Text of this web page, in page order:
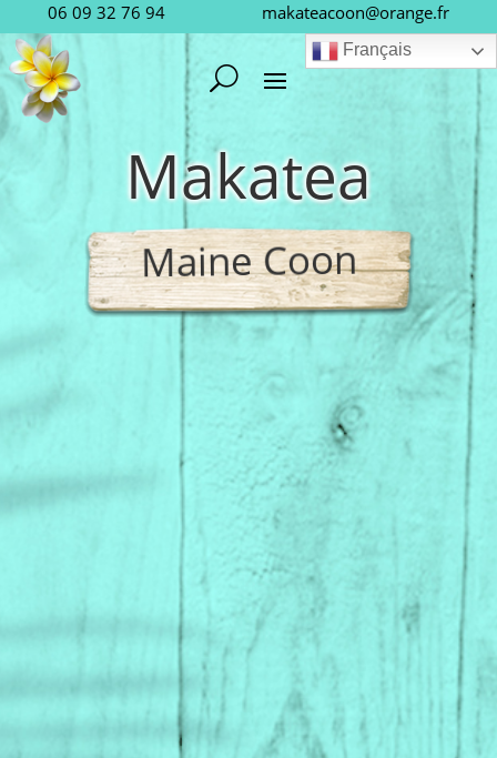
Makatea
Maine Coon
Français
06 09 32 76 94 makateacoon@orange.fr